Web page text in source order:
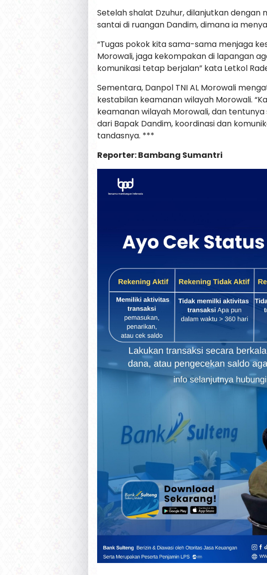
Setelah shalat Dzuhur, dilanjutkan
santai di ruangan Dandim, dimana ia
“Tugas pokok kita sama-sama menjaga
Morowali, jaga kekompakan di lapangan
komunikasi tetap berjalan” kata Letkol
Sementara, Danpol TNI AL Morowali
kestabilan keamanan wilayah Morowali.
keamanan wilayah Morowali, dan
dari Bapak Dandim, koordinasi dan
tandasnya. ***
Reporter: Bambang Sumantri